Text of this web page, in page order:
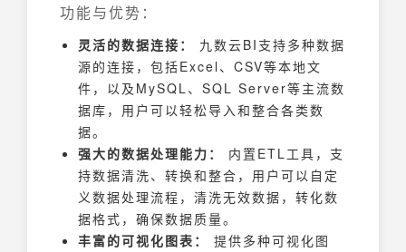
功能与优势：
灵活的数据连接：
九数云BI支持多种数据
源的连接，包括Excel、CSV等本地文
件，以及MySQL、SQL Server等主流数
据库，用户可以轻松导入和整合各类数
据。
强大的数据处理能力：
内置ETL工具，支
持数据清洗、转换和整合，用户可以自定
义数据处理流程，清洗无效数据，转化数
据格式，确保数据质量。
丰富的可视化图表：
提供多种可视化图